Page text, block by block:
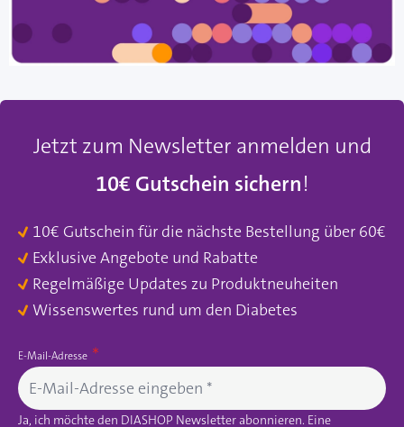
Jetzt zum Newsletter anmelden und
10€ Gutschein sichern!
10€ Gutschein für die nächste Bestellung über 60€
Exklusive Angebote und Rabatte
Regelmäßige Updates zu Produktneuheiten
Wissenswertes rund um den Diabetes
E-Mail-Adresse
Ja, ich möchte den DIASHOP Newsletter abonnieren. Eine